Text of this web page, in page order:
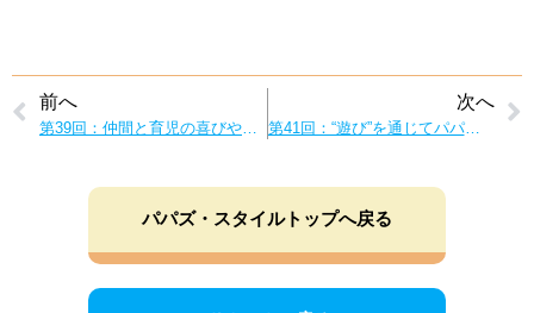
前へ 次へ
第41回：“遊び”を通じてパパと子供の絆を深めよう！
パパズ・スタイルトップへ戻る